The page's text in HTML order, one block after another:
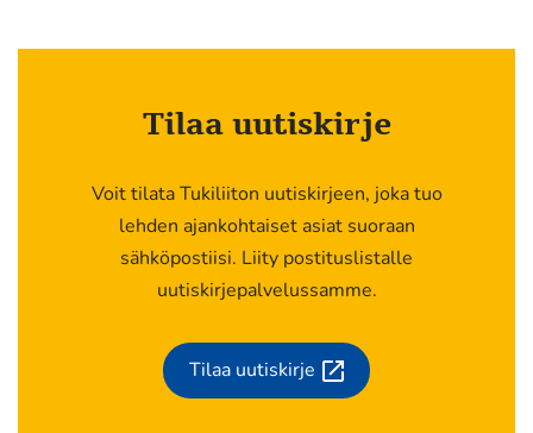
Tilaa uutiskirje
Voit tilata Tukiliiton uutiskirjeen, joka tuo
lehden ajankohtaiset asiat suoraan
sähköpostiisi. Liity postituslistalle
uutiskirjepalvelussamme.
Tilaa uutiskirje
(siirryt